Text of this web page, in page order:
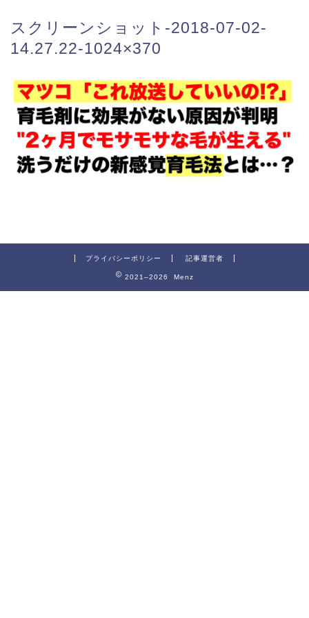
スクリーンショット-2018-07-02-
14.27.22-1024×370
プライバシーポリシー 記事運営者
2021–2026 Menz